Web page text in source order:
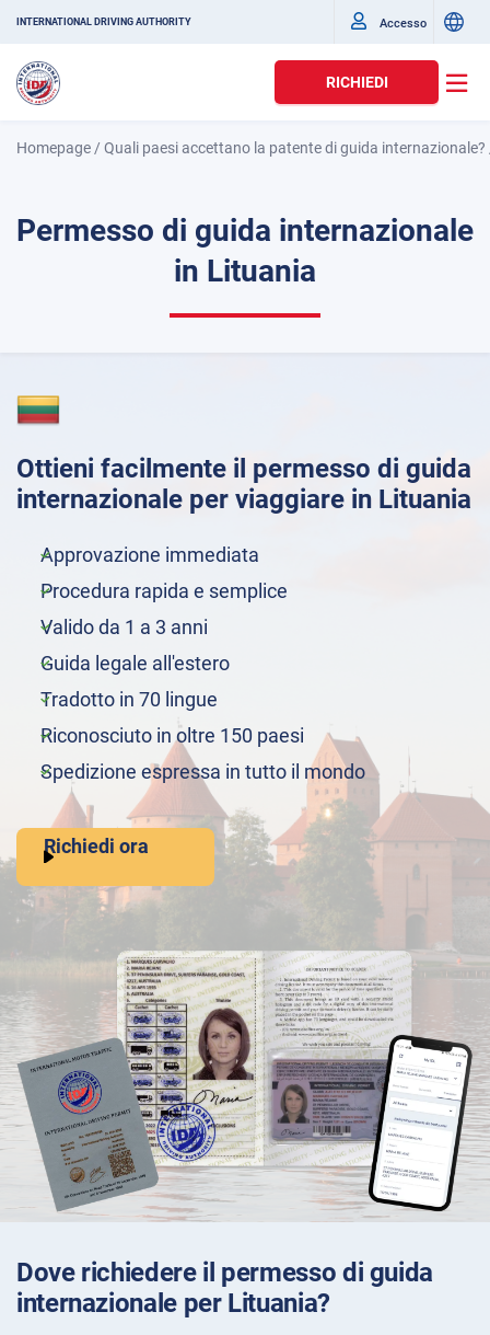
INTERNATIONAL DRIVING AUTHORITY Accesso
RICHIEDI
Homepage /Quali paesi accettano la patente di guida internazionale?
Permesso di guida internazionale
in Lituania
Ottieni facilmente il permesso di guida
internazionale per viaggiare in Lituania
Approvazione immediata
Procedura rapida e semplice
Valido da 1 a 3 anni
Guida legale all'estero
Tradotto in 70 lingue
Riconosciuto in oltre 150 paesi
Spedizione espressa in tutto il mondo
Richiedi ora
Dove richiedere il permesso di guida
internazionale per Lituania?